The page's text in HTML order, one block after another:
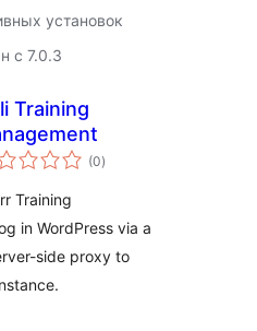
установок
с 7.0.3
Training
(0общий
рейтинг
)
Training
in WordPress via a
side proxy to